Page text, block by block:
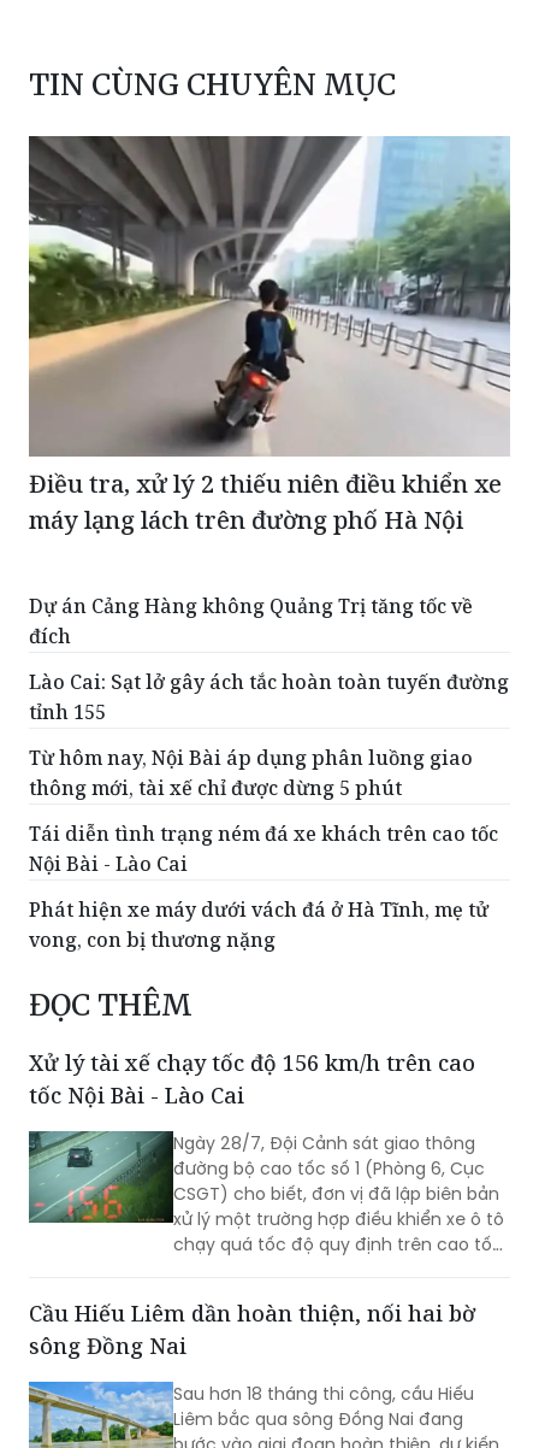
TIN CÙNG CHUYÊN MỤC
Điều tra, xử lý 2 thiếu niên điều khiển xe
máy lạng lách trên đường phố Hà Nội
Dự án Cảng Hàng không Quảng Trị tăng tốc về
đích
Lào Cai: Sạt lở gây ách tắc hoàn toàn tuyến đường
tỉnh 155
Từ hôm nay, Nội Bài áp dụng phân luồng giao
thông mới, tài xế chỉ được dừng 5 phút
Tái diễn tình trạng ném đá xe khách trên cao tốc
Nội Bài - Lào Cai
Phát hiện xe máy dưới vách đá ở Hà Tĩnh, mẹ tử
vong, con bị thương nặng
ĐỌC THÊM
Xử lý tài xế chạy tốc độ 156 km/h trên cao
tốc Nội Bài - Lào Cai
Ngày 28/7, Đội Cảnh sát giao thông
đường bộ cao tốc số 1 (Phòng 6, Cục
CSGT) cho biết, đơn vị đã lập biên bản
xử lý một trường hợp điều khiển xe ô tô
chạy quá tốc độ quy định trên cao tốc
Cầu Hiếu Liêm dần hoàn thiện, nối hai bờ
sông Đồng Nai
Sau hơn 18 tháng thi công, cầu Hiếu
Liêm bắc qua sông Đồng Nai đang